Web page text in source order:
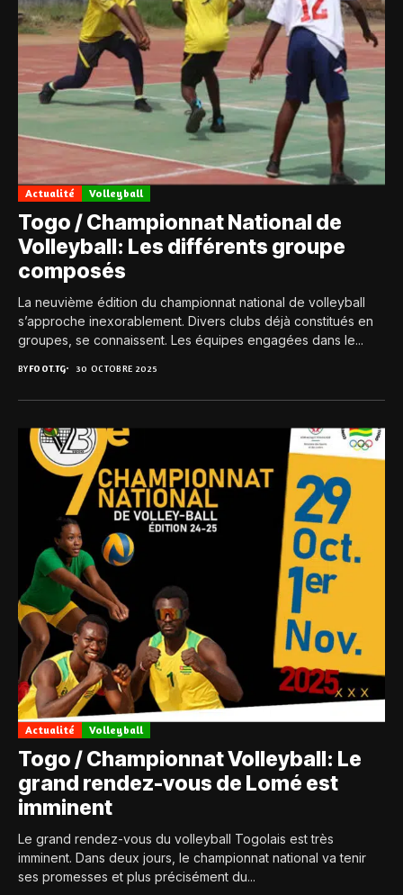
Actualité Volleyball
Togo / Championnat National de
Volleyball: Les différents groupe
composés
La neuvième édition du championnat national de volleyball
s’approche inexorablement. Divers clubs déjà constitués en
groupes, se connaissent. Les équipes engagées dans le...
BYFOOT.TG 30 OCTOBRE 2025
Actualité Volleyball
Togo / Championnat Volleyball: Le
grand rendez-vous de Lomé est
imminent
Le grand rendez-vous du volleyball Togolais est très
imminent. Dans deux jours, le championnat national va tenir
ses promesses et plus précisément du...